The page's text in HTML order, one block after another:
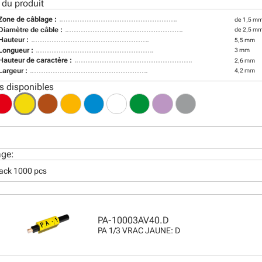
produit
de câblage : de 1,5
de câble : de 2,5
: 5,5 mm
: 3 mm
de caractère : 2,6 mm
: 4,2 mm
disponibles
1000 pcs
PA-10003AV40.D
PA 1/3 VRAC JAUNE: D